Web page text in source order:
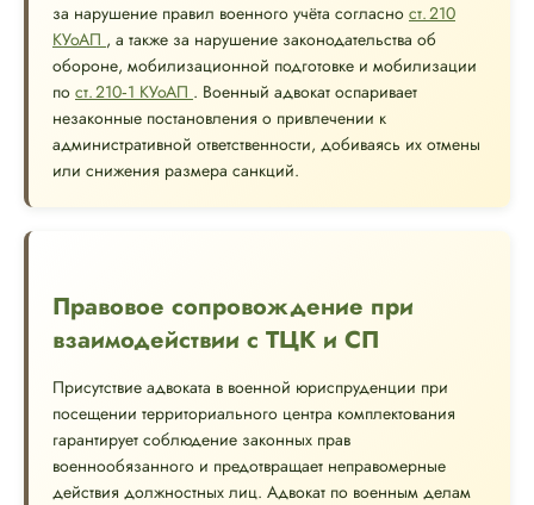
за нарушение правил военного учёта согласно ст. 210
КУоАП , а также за нарушение законодательства об
обороне, мобилизационной подготовке и мобилизации
по ст. 210‑1 КУоАП . Военный адвокат оспаривает
незаконные постановления о привлечении к
административной ответственности, добиваясь их отмены
или снижения размера санкций.
Правовое сопровождение при
взаимодействии с ТЦК и СП
Присутствие адвоката в военной юриспруденции при
посещении территориального центра комплектования
гарантирует соблюдение законных прав
военнообязанного и предотвращает неправомерные
действия должностных лиц. Адвокат по военным делам